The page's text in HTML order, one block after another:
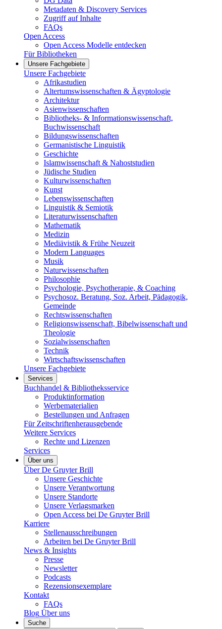
Metadaten & Discovery Services
Zugriff auf Inhalte
FAQs
Open Access
Open Access Modelle entdecken
Für Bibliotheken
Unsere Fachgebiete
Unsere Fachgebiete
Afrikastudien
Altertumswissenschaften & Ägyptologie
Architektur
Asienwissenschaften
Bibliotheks- & Informationswissenschaft,
Buchwissenschaft
Bildungswissenschaften
Germanistische Linguistik
Geschichte
Islamwissenschaft & Nahoststudien
Jüdische Studien
Kulturwissenschaften
Kunst
Lebenswissenschaften
Linguistik & Semiotik
Literaturwissenschaften
Mathematik
Medizin
Mediävistik & Frühe Neuzeit
Modern Languages
Musik
Naturwissenschaften
Philosophie
Psychologie, Psychotherapie, & Coaching
Psychosoz. Beratung, Soz. Arbeit, Pädagogik,
Gemeinde
Rechtswissenschaften
Religionswissenschaft, Bibelwissenschaft und
Theologie
Sozialwissenschaften
Technik
Wirtschaftswissenschaften
Unsere Fachgebiete
Services
Buchhandel & Bibliotheksservice
Produktinformation
Werbematerialien
Bestellungen und Anfragen
Für Zeitschriftenherausgebende
Weitere Services
Rechte und Lizenzen
Services
Über uns
Über De Gruyter Brill
Unsere Geschichte
Unsere Verantwortung
Unsere Standorte
Unsere Verlagsmarken
Open Access bei De Gruyter Brill
Karriere
Stellenausschreibungen
Arbeiten bei De Gruyter Brill
News & Insights
Presse
Newsletter
Podcasts
Rezensionsexemplare
Kontakt
FAQs
Blog Über uns
Suche